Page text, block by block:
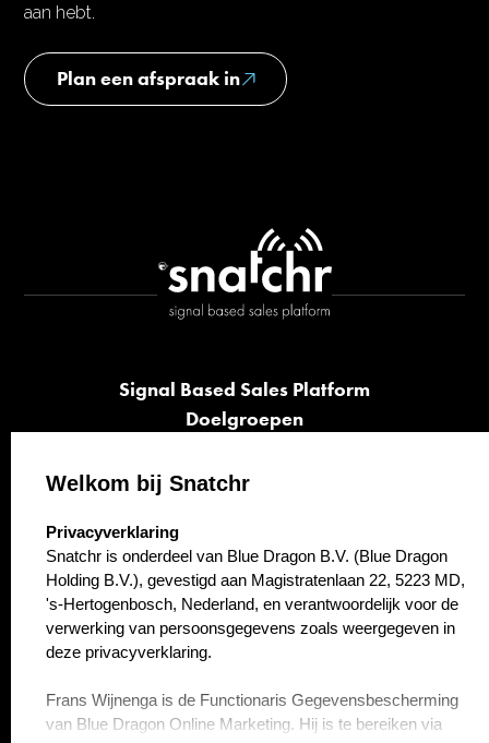
aan hebt.
Plan een afspraak in
Signal Based Sales Platform
Doelgroepen
Opvolging
Over ons
Contact
Welkom bij Snatchr
select language
Privacyverklaring
Snatchr is onderdeel van Blue Dragon B.V. (Blue Dragon
Holding B.V.), gevestigd aan Magistratenlaan 22, 5223 MD,
's-Hertogenbosch, Nederland, en verantwoordelijk voor de
verwerking van persoonsgegevens zoals weergegeven in
deze privacyverklaring.
Frans Wijnenga is de Functionaris Gegevensbescherming
van Blue Dragon Online Marketing. Hij is te bereiken via